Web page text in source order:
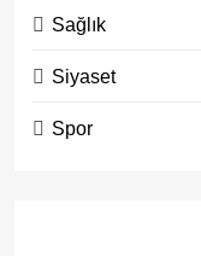
Sağlık
Siyaset
Spor